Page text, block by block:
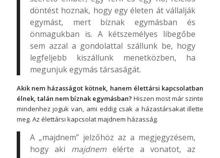
döntést hoznak, hogy egy életen át vállalják
egymást, mert bíznak egymásban és
önmagukban is. A kétszemélyes libegőbe
sem azzal a gondolattal szállunk be, hogy
legfeljebb kiszállunk menetközben, ha
megunjuk egymás társaságát.
Akik nem házasságot kötnek, hanem élettársi kapcsolatban
élnek, talán nem bíznak egymásban? Hiszen most már szinte
mindenhez joguk van, ami eddig csak a házastársakat illette
meg. Az élettársi kapcsolat majdnem házasság.
A „majdnem” jelzőhöz az a megjegyzésem,
hogy aki majdnem elérte a vonatot, az